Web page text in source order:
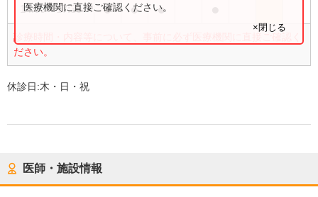
14:00〜17:30 ● ● ●
診療時間・内容等について、事前に必ず医療機関に直接ご確認く
ださい。
医療機関に直接ご確認ください。
×閉じる
休診日:木・日・祝
医師・施設情報